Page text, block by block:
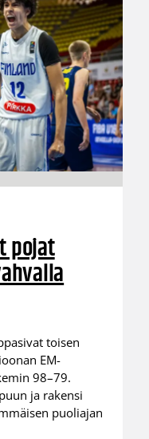
pojat
toisen
EM-
98–79.
ja rakensi
puoliajan